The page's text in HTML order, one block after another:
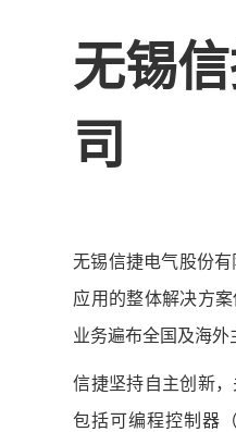
无锡
司
无锡信捷电气股份
应用的整体解决方
业务遍布全国及海外
信捷坚持自主创新
包括可编程控制器